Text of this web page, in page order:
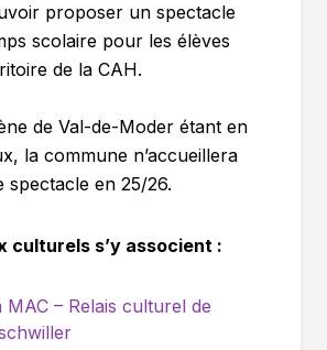
proposer un spectacle
scolaire pour les élèves
de la CAH.
de Val-de-Moder étant en
la commune n’accueillera
spectacle en 25/26.
culturels s’y associent :
MAC – Relais culturel de